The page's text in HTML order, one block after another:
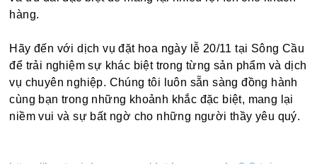
hàng.
Hãy đến với dịch vụ đặt hoa ngày lễ 20/11 tại Sông Cầu
để trải nghiệm sự khác biệt trong từng sản phẩm và dịch
vụ chuyên nghiệp. Chúng tôi luôn sẵn sàng đồng hành
cùng bạn trong những khoảnh khắc đặc biệt, mang lại
niềm vui và sự bất ngờ cho những người thầy yêu quý.